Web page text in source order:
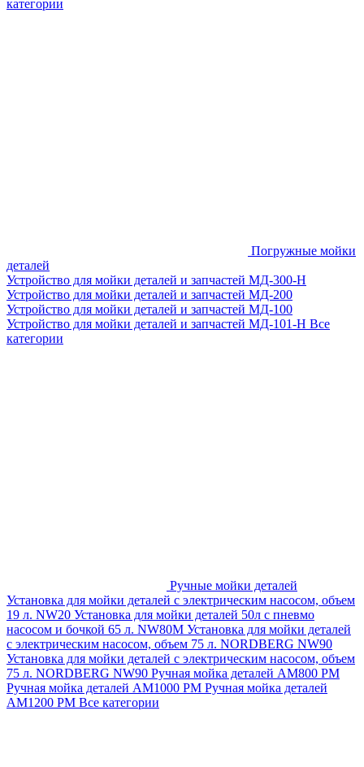
категории
Погружные мойки
деталей
Устройство для мойки деталей и запчастей МД-300-H
Устройство для мойки деталей и запчастей МД-200
Устройство для мойки деталей и запчастей МД-100
Устройство для мойки деталей и запчастей МД-101-Н Все
категории
Ручные мойки деталей
Установка для мойки деталей с электрическим насосом, объем
19 л. NW20 Установка для мойки деталей 50л с пневмо
насосом и бочкой 65 л. NW80M Установка для мойки деталей
с электрическим насосом, объем 75 л. NORDBERG NW90
Установка для мойки деталей с электрическим насосом, объем
75 л. NORDBERG NW90 Ручная мойка деталей АМ800 РМ
Ручная мойка деталей АМ1000 РМ Ручная мойка деталей
АМ1200 РМ Все категории